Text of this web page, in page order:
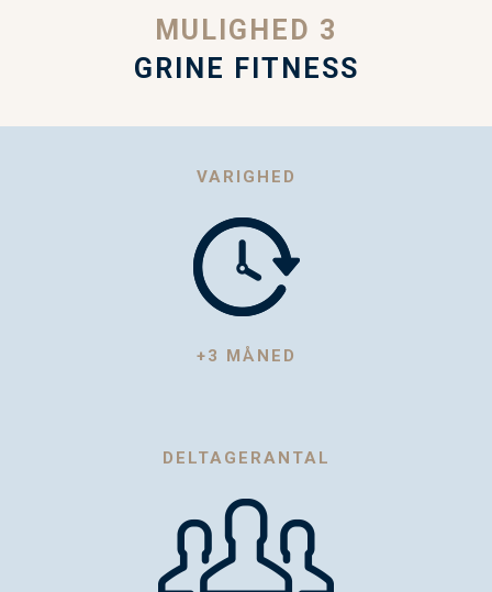
MULIGHED 3
GRINE FITNESS
VARIGHED
+3 MÅNED
DELTAGERANTAL